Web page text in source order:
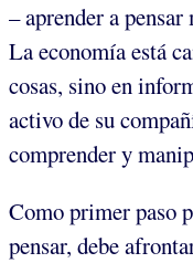
– aprender a
La economía está
cosas, sino en
activo de su
comprender y
Como primer paso
pensar, debe